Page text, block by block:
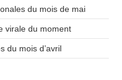
du mois de mai
virale du moment
du mois d’avril